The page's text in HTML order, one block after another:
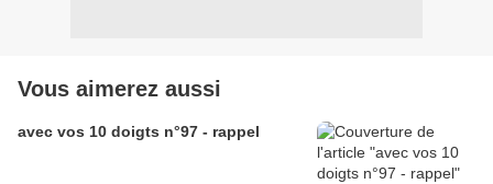
Vous aimerez aussi
avec vos 10 doigts n°97 - rappel